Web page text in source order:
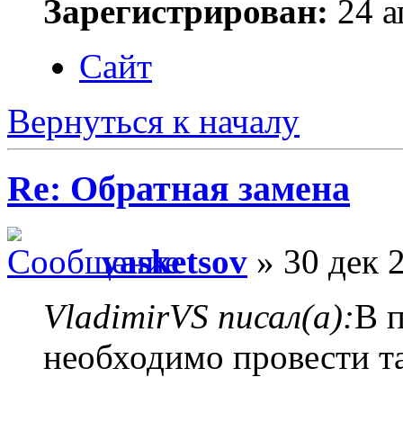
Зарегистрирован: 24
Сайт
Вернуться к началу
Re: Обратная замена
vasketsov » 30 дек
VladimirVS писал(а):В
необходимо провести